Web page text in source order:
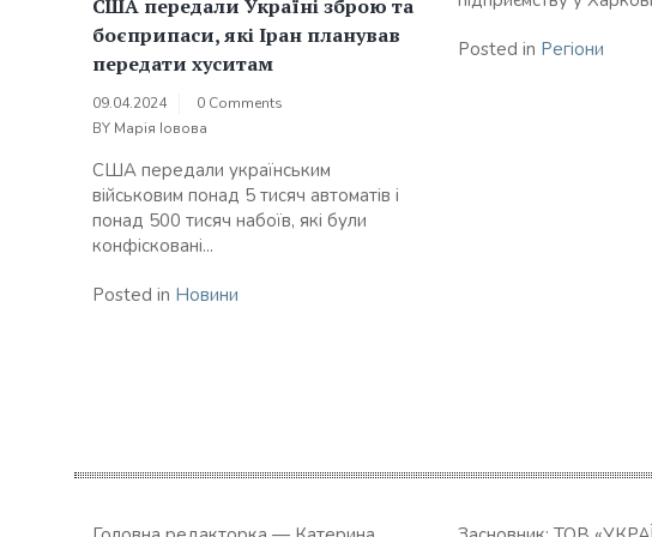
США передали Україні зброю та
боєприпаси, які Іран планував
передати хуситам
09.04.2024
0 Comments
BY Марія Іовова
США передали українським
військовим понад 5 тисяч автоматів і
понад 500 тисяч набоїв, які були
конфісковані...
Posted in Новини
Posted in Регіони